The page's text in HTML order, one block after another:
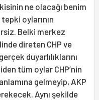
ne olacağı benim
oylarının
Belki merkez
direten CHP ve
duyarlılıklarını
tüm oylar CHP’nin
gelmeyip, AKP
Aynı şekilde